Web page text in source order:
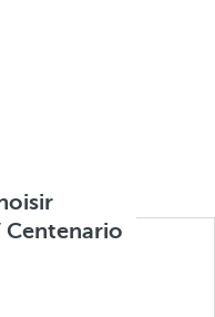
Centenario